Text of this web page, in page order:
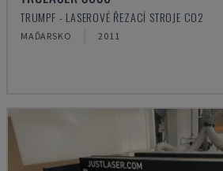
TRUMPF - LASEROVÉ ŘEZACÍ STROJE CO2
MAĎARSKO 2011